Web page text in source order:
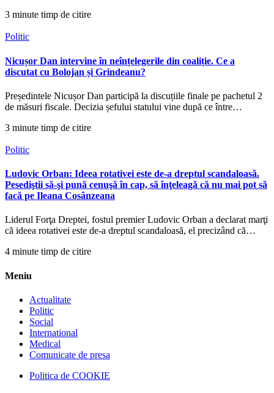
3 minute timp de citire
Politic
Nicușor Dan intervine în neînțelegerile din coaliție. Ce a
discutat cu Bolojan și Grindeanu?
Președintele Nicușor Dan participă la discuțiile finale pe pachetul 2
de măsuri fiscale. Decizia șefului statului vine după ce între…
3 minute timp de citire
Politic
Ludovic Orban: Ideea rotativei este de-a dreptul scandaloasă.
Pesediştii să-şi pună cenuşă în cap, să înţeleagă că nu mai pot să
facă pe Ileana Cosânzeana
Liderul Forţa Dreptei, fostul premier Ludovic Orban a declarat marţi
că ideea rotativei este de-a dreptul scandaloasă, el precizând că…
4 minute timp de citire
Meniu
Actualitate
Politic
Social
International
Medical
Comunicate de presa
Politica de COOKIE